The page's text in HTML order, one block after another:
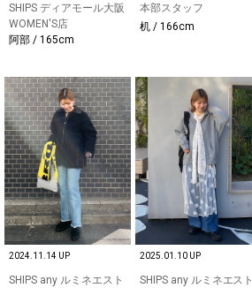
SHIPS ディアモール大阪
WOMEN'S店
阿部 / 165cm
本部スタッフ
机 / 166cm
2024.11.14 UP
SHIPS any ルミネエスト
2025.01.10 UP
SHIPS any ルミネエスト